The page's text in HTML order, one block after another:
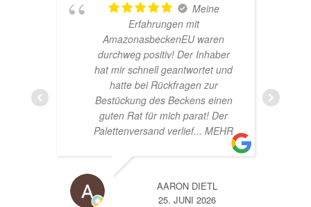
Meine
Erfahrungen mit
AmazonasbeckenEU waren
durchweg positiv! Der Inhaber
hat mir schnell geantwortet und
hatte bei Rückfragen zur
Bestückung des Beckens einen
guten Rat für mich parat! Der
Palettenversand verlief... MEHR
AARON DIETL
25. JUNI 2026